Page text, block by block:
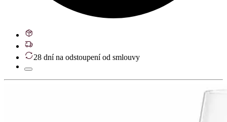
28 dní na odstoupení od smlouvy